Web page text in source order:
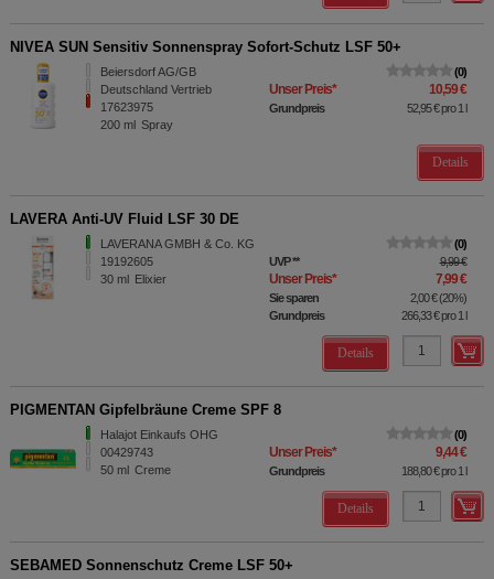
NIVEA SUN Sensitiv Sonnenspray Sofort-Schutz LSF 50+
Beiersdorf AG/GB
Deutschland Vertrieb
17623975
200 ml Spray
0
Unser Preis* 10,59 €
Grundpreis 52,95 €pro 1 l
Details
LAVERA Anti-UV Fluid LSF 30 DE
LAVERANA GMBH & Co. KG
19192605
30 ml Elixier
0
UVP** 9,99 €
Unser Preis* 7,99 €
Sie sparen 2,00 €(20%)
Grundpreis
266,33 €pro 1 l
Details
PIGMENTAN Gipfelbräune Creme SPF 8
Halajot Einkaufs OHG
00429743
50 ml Creme
0
Unser Preis* 9,44 €
Grundpreis 188,80 €pro 1 l
Details
SEBAMED Sonnenschutz Creme LSF 50+